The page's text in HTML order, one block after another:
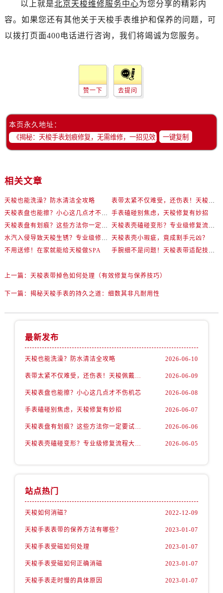
以上就是北京天梭维修服务中心为您分享的精彩内
容。如果您还有其他关于天梭手表维护和保养的问题，可
以拨打页面400电话进行咨询，我们将竭诚为您服务。
赞一下 去提问
本页永久地址：
一键复制
相关文章
天梭也能洗澡？防水清洁全攻略
表带太紧不仅难受，还伤表！天梭佩戴优化技巧
天梭表盘也能擦？小心这几点才不伤机芯
手表磕碰别焦虑，天梭修复有妙招
天梭表盘有划痕？这些方法你一定要试试！
天梭表壳磕碰变形？专业级修复流程大公开
水汽入侵导致天梭生锈？专业级修复思路大公开
天梭表壳小瑕疵，竟成割手元凶？
不用送修！在家就能给天梭做SPA
手腕细不是问题！天梭表带适配技巧一次讲透
上一篇： 天梭表带掉色如何处理（有效修复与保养技巧）
下一篇： 揭秘天梭手表的持久之道：细数其非凡耐用性
最新发布
天梭也能洗澡？防水清洁全攻略 2026-06-10
表带太紧不仅难受，还伤表！天梭佩戴优化技巧 2026-06-09
天梭表盘也能擦？小心这几点才不伤机芯 2026-06-08
手表磕碰别焦虑，天梭修复有妙招 2026-06-07
天梭表盘有划痕？这些方法你一定要试试！ 2026-06-06
天梭表壳磕碰变形？专业级修复流程大公开 2026-06-05
站点热门
天梭如何消磁？ 2022-12-09
天梭手表表带的保养方法有哪些？ 2023-01-07
天梭手表受磁如何处理 2023-01-07
天梭手表受磁如何正确消磁 2023-01-07
天梭手表走时慢的具体原因 2023-01-07